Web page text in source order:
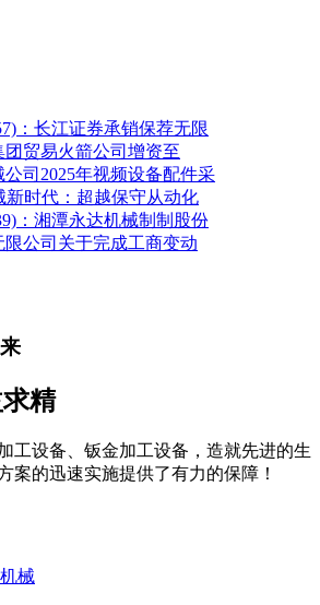
：长江证券承销保荐无限
贸易火箭公司增资至
司2025年视频设备配件采
时代：超越保守从动化
：湘潭永达机械制制股份
限公司关于完成工商变动
精
工设备、钣金加工设备，造就先进的生
案的迅速实施提供了有力的保障！